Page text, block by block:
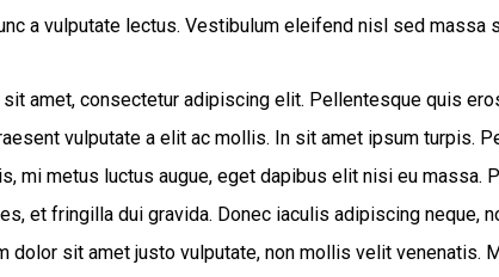
a vulputate lectus. Vestibulum eleifend nisl sed massa
amet, consectetur adipiscing elit. Pellentesque quis
vulputate a elit ac mollis. In sit amet ipsum turpis.
mi metus luctus augue, eget dapibus elit nisi eu massa.
et fringilla dui gravida. Donec iaculis adipiscing neque,
dolor sit amet justo vulputate, non mollis velit venenatis.